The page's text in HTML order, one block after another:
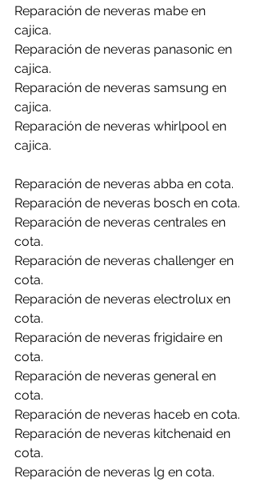
Reparación de neveras mabe en
cajica.
Reparación de neveras panasonic en
cajica.
Reparación de neveras samsung en
cajica.
Reparación de neveras whirlpool en
cajica.
Reparación de neveras abba en cota.
Reparación de neveras bosch en cota.
Reparación de neveras centrales en
cota.
Reparación de neveras challenger en
cota.
Reparación de neveras electrolux en
cota.
Reparación de neveras frigidaire en
cota.
Reparación de neveras general en
cota.
Reparación de neveras haceb en cota.
Reparación de neveras kitchenaid en
cota.
Reparación de neveras lg en cota.